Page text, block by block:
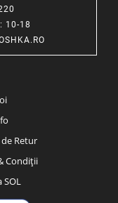
10-18
Retur
Condiții
SOL